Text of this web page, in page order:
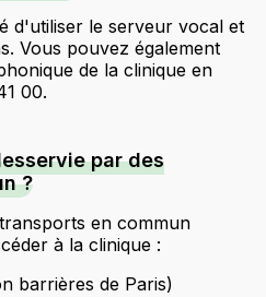
d'utiliser le serveur vocal et
Vous pouvez également
de la clinique en
00.
par des
?
en commun
à la clinique :
barrières de Paris)